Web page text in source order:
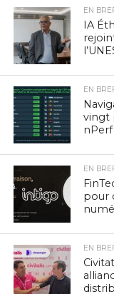
EN
IA
EN
vingt
nPerf
EN
pour
EN